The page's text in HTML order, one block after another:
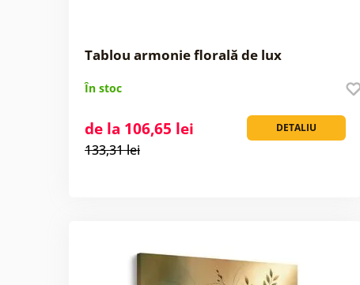
Tablou armonie florală de lux
În stoc
DETALIU
de la 106,65 lei
133,31 lei